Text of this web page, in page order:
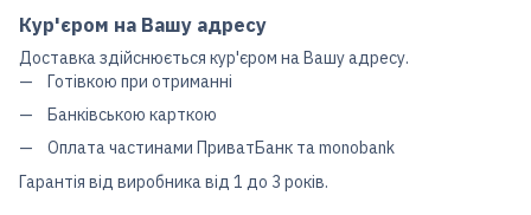
Кур'єром на Вашу адресу
Доставка здійснюється кур'єром на Вашу адресу.
Готівкою при отриманні
Банківською карткою
Оплата частинами ПриватБанк та monobank
Гарантія від виробника від 1 до 3 років.